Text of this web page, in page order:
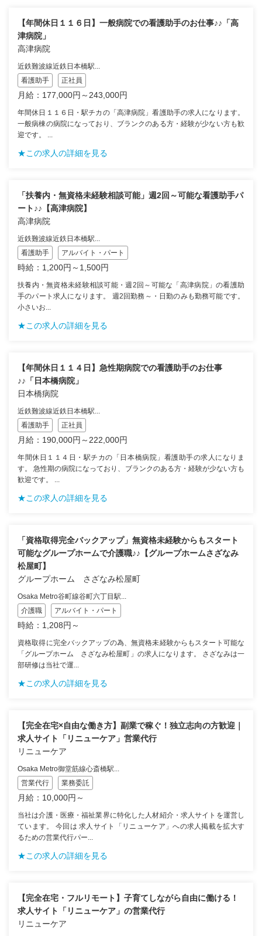
【年間休日１１６日】一般病院での看護助手のお仕事♪♪「高
津病院」
高津病院
近鉄難波線近鉄日本橋駅...
看護助手
正社員
月給：177,000円～243,000円
年間休日１１６日・駅チカの「高津病院」看護助手の求人になります。
一般病棟の病院になっており、ブランクのある方・経験が少ない方も歓
迎です。 ...
★この求人の詳細を見る
「扶養内・無資格未経験相談可能」週2回～可能な看護助手パ
ート♪♪【高津病院】
高津病院
近鉄難波線近鉄日本橋駅...
看護助手
アルバイト・パート
時給：1,200円～1,500円
扶養内・無資格未経験相談可能・週2回～可能な「高津病院」の看護助
手のパート求人になります。 週2回勤務～・日勤のみも勤務可能です。
小さいお...
★この求人の詳細を見る
【年間休日１１４日】急性期病院での看護助手のお仕事
♪♪「日本橋病院」
日本橋病院
近鉄難波線近鉄日本橋駅...
看護助手
正社員
月給：190,000円～222,000円
年間休日１１４日・駅チカの「日本橋病院」看護助手の求人になりま
す。 急性期の病院になっており、ブランクのある方・経験が少ない方も
歓迎です。 ...
★この求人の詳細を見る
「資格取得完全バックアップ」無資格未経験からもスタート
可能なグループホームで介護職♪♪【グループホームさざなみ
松屋町】
グループホーム さざなみ松屋町
Osaka Metro谷町線谷町六丁目駅...
介護職
アルバイト・パート
時給：1,208円～
資格取得に完全バックアップの為、無資格未経験からもスタート可能な
「グループホーム さざなみ松屋町」の求人になります。 さざなみは一
部研修は当社で運...
★この求人の詳細を見る
【完全在宅×自由な働き方】副業で稼ぐ！独立志向の方歓迎｜
求人サイト「リニューケア」営業代行
リニューケア
Osaka Metro御堂筋線心斎橋駅...
営業代行
業務委託
月給：10,000円～
当社は介護・医療・福祉業界に特化した人材紹介・求人サイトを運営し
ています。 今回は 求人サイト「リニューケア」への求人掲載を拡大す
るための営業代行パー...
★この求人の詳細を見る
【完全在宅・フルリモート】子育てしながら自由に働ける！
求人サイト「リニューケア」の営業代行
リニューケア